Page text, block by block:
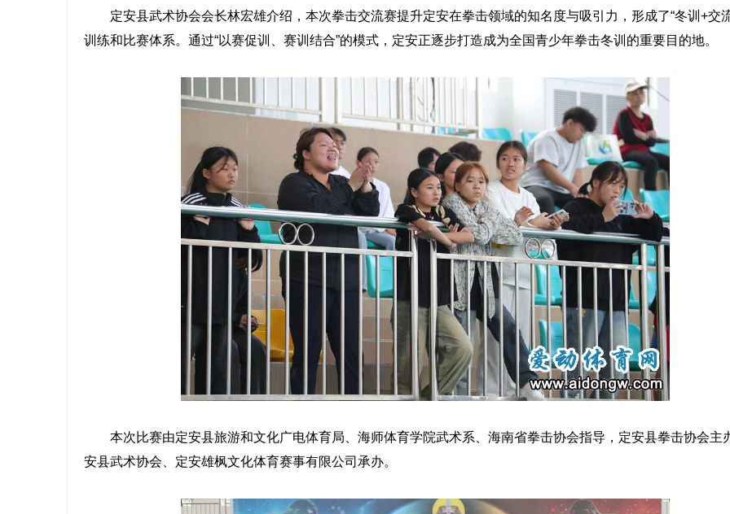
定安县武术协会会长林宏雄介绍，本次拳击交流赛提升定安在拳击领域的知名度与吸引力，形成了“冬训+交
训练和比赛体系。通过“以赛促训、赛训结合”的模式，定安正逐步打造成为全国青少年拳击冬训的重要目的地。
本次比赛由定安县旅游和文化广电体育局、海师体育学院武术系、海南省拳击协会指导，定安县拳击协会主
安县武术协会、定安雄枫文化体育赛事有限公司承办。